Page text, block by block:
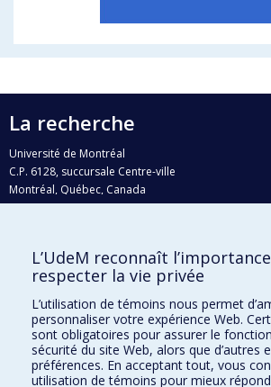
La recherche
Université de Montréal
C.P. 6128, succursale Centre-ville
Montréal, Québec, Canada
H3C 3J7
Qui fait quoi?
Nous trouver
Plan du site
Accessibilité
L’UdeM reconnaît
respecter la vie privée
L’utilisation de témoins nous permet
personnaliser votre expérience Web.
sont obligatoires pour assurer le
sécurité du site Web, alors que d’autres
préférences. En acceptant tout, vous
utilisation de témoins pour mieux